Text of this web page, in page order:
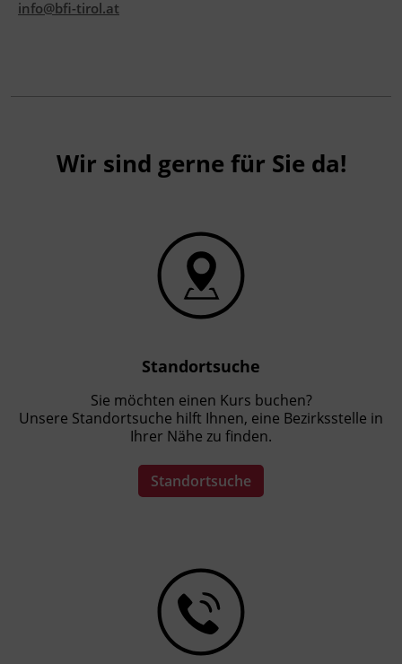
info@bfi-tirol.at
Wir sind gerne für Sie da!
Standortsuche
Sie möchten einen Kurs buchen?
Unsere Standortsuche hilft Ihnen, eine Bezirksstelle in
Ihrer Nähe zu finden.
Standortsuche